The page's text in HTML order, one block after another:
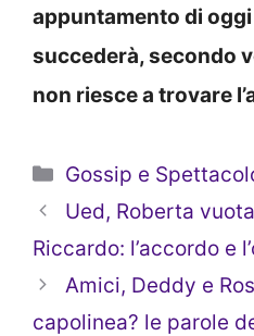
appuntamento di
succederà, secondo
non riesce a trovare
Categorie
Gossip e
Ued, Roberta
Riccardo: l’accordo e
Amici, Deddy e
capolinea? le parole